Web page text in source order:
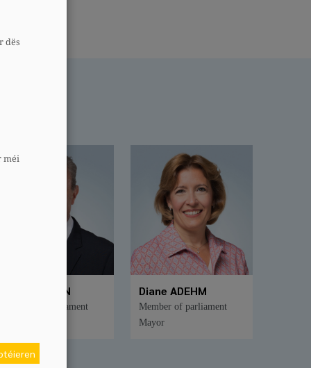
Felix EISCHEN
Member of parliament
Diane ADEHM
Member of parliament
Mayor
dës
méi